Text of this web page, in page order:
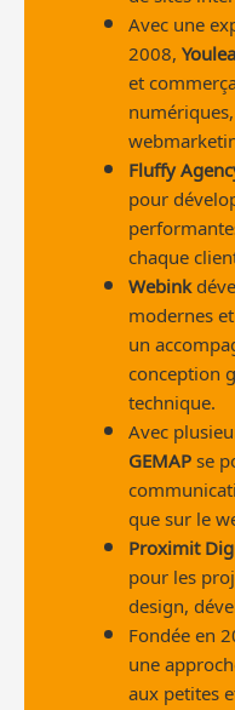
Avec une
2008,
et
Fluffy
pour
chaque
Webink
modernes
un
conception
technique.
Avec
GEMAPse
que sur le
Proximit
pour les
design,
Fondée en
une
aux petites